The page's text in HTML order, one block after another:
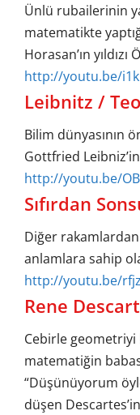
Ünlü rubailerinin
matematikte
Horasan’ın
http://youtu.be/
Leibnitz /
Bilim dünyasının
Gottfried
http://youtu.be/
Sıfırdan
Diğer
anlamlara sahip
http://youtu.be/
Rene
Cebirle
matematiğin
“Düşünüyorum
düşen